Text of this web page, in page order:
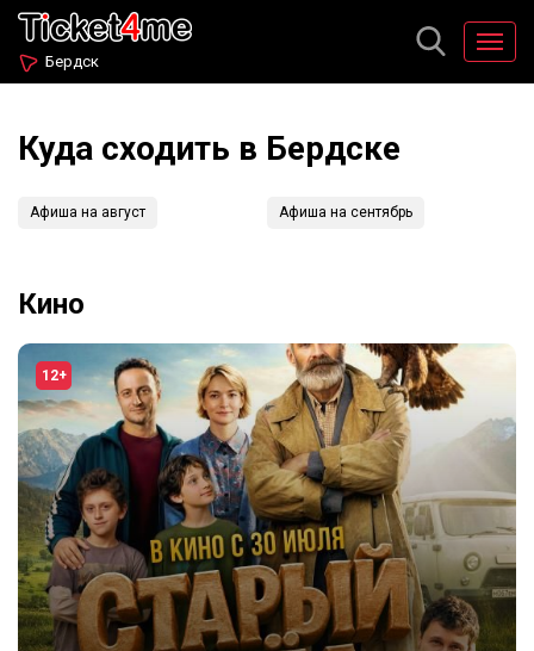
Бердск
Куда сходить в Бердске
Афиша на август Афиша на сентябрь
Кино
12+